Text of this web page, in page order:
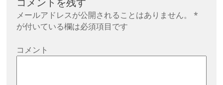
メールアドレスが公開されることはありません。
*
が付いている欄は必須項目です
コメント